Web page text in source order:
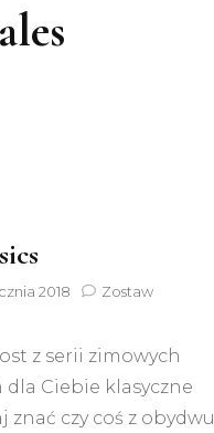
2018
Zostaw
z serii zimowych
dla Ciebie klasyczne
znać czy coś z obydwu